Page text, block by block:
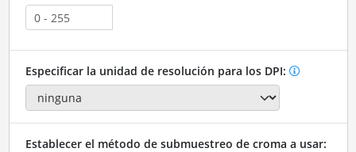
Especificar la unidad de resolución para los DPI:
Establecer el método de submuestreo de croma a usar: